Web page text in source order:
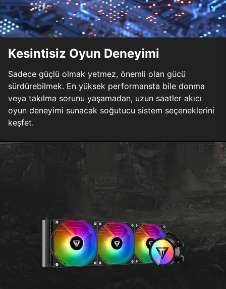
Kesintisiz Oyun Deneyimi
Sadece güçlü olmak yetmez, önemli olan gücü
sürdürebilmek. En yüksek performansta bile donma
veya takılma sorunu yaşamadan, uzun saatler akıcı
oyun deneyimi sunacak soğutucu sistem seçeneklerini
keşfet.